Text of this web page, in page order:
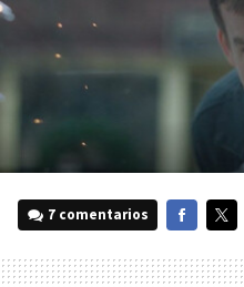
7 comentarios